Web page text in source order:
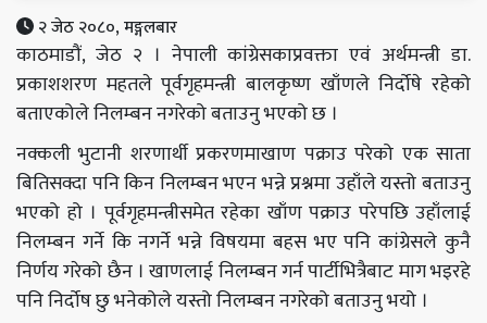
२ जेठ २०८०, मङ्गलबार
काठमाडौं, जेठ २ । नेपाली कांग्रेसकाप्रवक्ता एवं अर्थमन्त्री डा.
प्रकाशशरण महतले पूर्वगृहमन्त्री बालकृष्ण खाँणले निर्दोषे रहेको
बताएकोले निलम्बन नगरेको बताउनु भएको छ ।
नक्कली भुटानी शरणार्थी प्रकरणमाखाण पक्राउ परेको एक साता
बितिसक्दा पनि किन निलम्बन भएन भन्ने प्रश्नमा उहाँले यस्तो बताउनु
भएको हो । पूर्वगृहमन्त्रीसमेत रहेका खाँण पक्राउ परेपछि उहाँलाई
निलम्बन गर्ने कि नगर्ने भन्ने विषयमा बहस भए पनि कांग्रेसले कुनै
निर्णय गरेको छैन । खाणलाई निलम्बन गर्न पार्टीभित्रैबाट माग भइरहे
पनि निर्दोष छु भनेकोले यस्तो निलम्बन नगरेको बताउनु भयो ।